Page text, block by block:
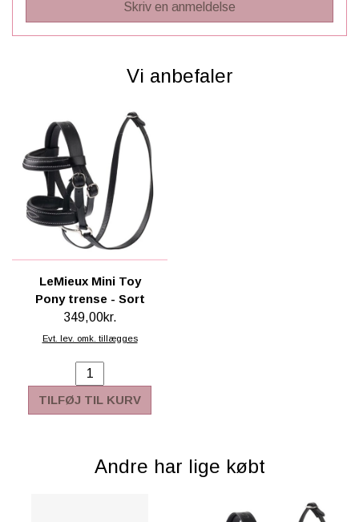
Skriv en anmeldelse
Vi anbefaler
LeMieux Mini Toy
Pony trense - Sort
349,00kr.
Evt. lev. omk. tillægges
TILFØJ TIL KURV
Andre har lige købt